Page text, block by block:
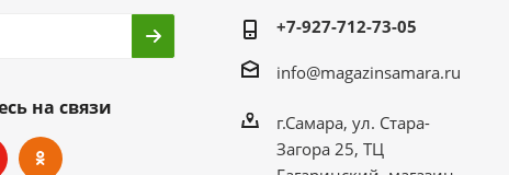
на связи
+7-927-712-73-05
info@magazinsamara.ru
г.Самара, ул. Стара-
Загора 25, ТЦ